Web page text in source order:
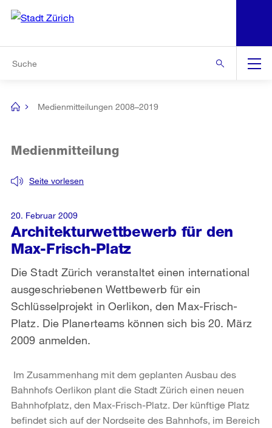
Navigation
[no
Medienmitteilungen 2008–2019
Architekturwettbewerb für den
Max-Frisch-Platz
Seite vorlesen
Medienmitteilung
Die Stadt Zürich veranstaltet einen international
ausgeschriebenen Wettbewerb für ein
Schlüsselprojekt in Oerlikon, den Max-Frisch-
Platz. Die Planerteams können sich bis 20. März
2009 anmelden.
20. Februar 2009
Im Zusammenhang mit dem geplanten Ausbau des
Bahnhofs Oerlikon plant die Stadt Zürich einen neuen
Bahnhofplatz, den Max-Frisch-Platz. Der künftige Platz
befindet sich auf der Nordseite des Bahnhofs, im Bereich